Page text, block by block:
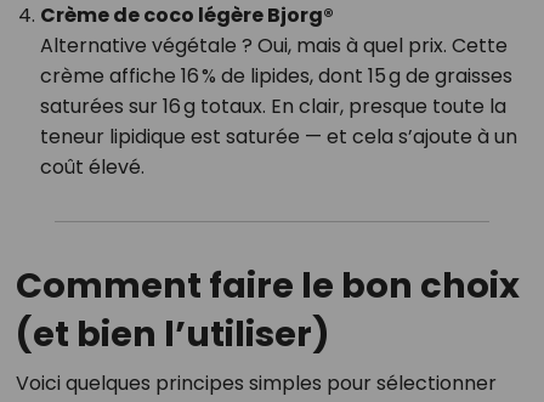
Crème de coco légère Bjorg®
Alternative végétale ? Oui, mais à quel prix. Cette
crème affiche 16 % de lipides, dont 15 g de graisses
saturées sur 16 g totaux. En clair, presque toute la
teneur lipidique est saturée — et cela s’ajoute à un
coût élevé.
Comment faire le bon choix
(et bien l’utiliser)
Voici quelques principes simples pour sélectionner